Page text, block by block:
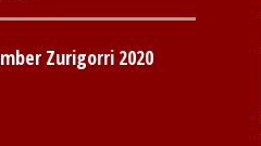
Zurigorri 2020